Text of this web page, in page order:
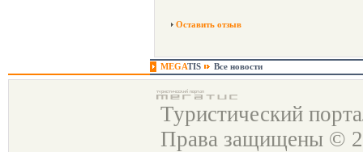
Оставить отзыв
MEGATIS Все новости
Туристический
Права защищены ©